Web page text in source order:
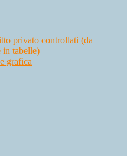
privato controllati (da
in tabelle)
grafica